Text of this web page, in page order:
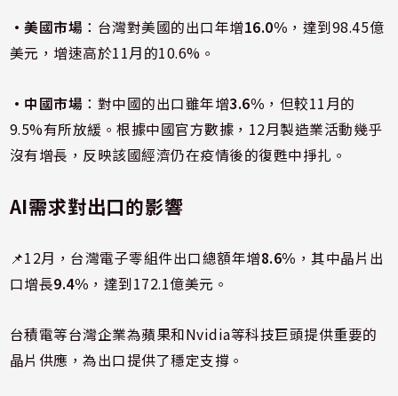
•美國市場 ：台灣對美國的出口年增16.0% ，達到98.45億
美元，增速高於11月的10.6%。
•中國市場 ：對中國的出口雖年增3.6% ，但較11月的
9.5%有所放緩。根據中國官方數據，12月製造業活動幾乎
沒有增長，反映該國經濟仍在疫情後的復甦中掙扎。
AI需求對出口的影響
📌12月，台灣電子零組件出口總額年增8.6% ，其中晶片出
口增長9.4% ，達到172.1億美元。
台積電等台灣企業為蘋果和Nvidia等科技巨頭提供重要的
晶片供應，為出口提供了穩定支撐。